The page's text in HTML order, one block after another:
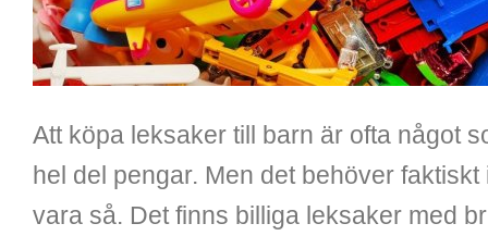
Att köpa leksaker till barn är ofta något
hel del pengar. Men det behöver
vara så. Det finns billiga leksaker med